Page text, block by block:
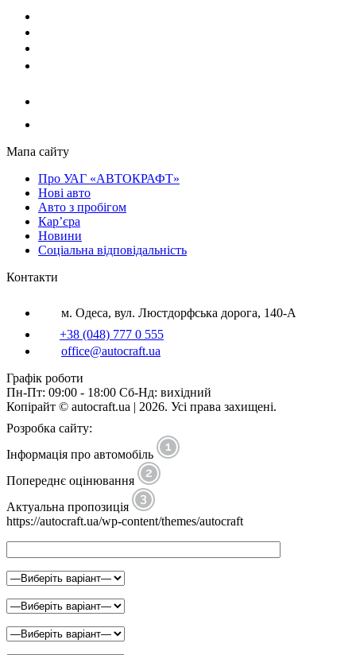
Мапа сайту
Про УАГ «АВТОКРАФТ»
Нові авто
Авто з пробігом
Кар’єра
Новини
Соціальна відповідальність
Контакти
м. Одеса, вул. Люстдорфська дорога, 140-А
+38 (048) 777 0 555
office@autocraft.ua
Графік роботи
Пн-Пт: 09:00 - 18:00 Сб-Нд: вихідний
Копірайт © autocraft.ua | 2026. Усі права захищені.
Розробка сайту:
Інформація про автомобіль
Попереднє оцінювання
Актуальна пропозиція
https://autocraft.ua/wp-content/themes/autocraft